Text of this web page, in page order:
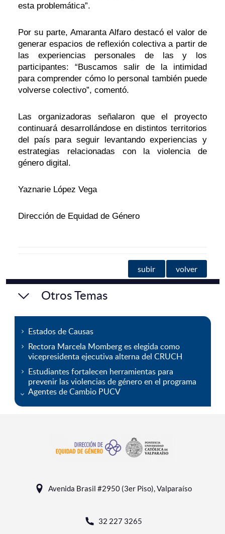
esta problemática”.
Por su parte, Amaranta Alfaro destacó el valor de
generar espacios de reflexión colectiva a partir de
las experiencias personales de las y los
participantes: “Buscamos salir de la intimidad
para comprender cómo lo personal también puede
volverse colectivo”, comentó.
Las organizadoras señalaron que el proyecto
continuará desarrollándose en distintos territorios
del país para seguir levantando experiencias y
estrategias relacionadas con la violencia de
género digital.
Yaznarie López Vega
Dirección de Equidad de Género
subir volver
Otros Temas
Estados de Causas
Rectora Marcela Momberg es elegida como
vicepresidenta ejecutiva alterna del CRUCH
Estudiantes fortalecen herramientas para
prevenir las violencias de género en el programa
Agentes de Cambio PUCV
Avenida Brasil #2950 (3er Piso), Valparaíso
32 227 3265